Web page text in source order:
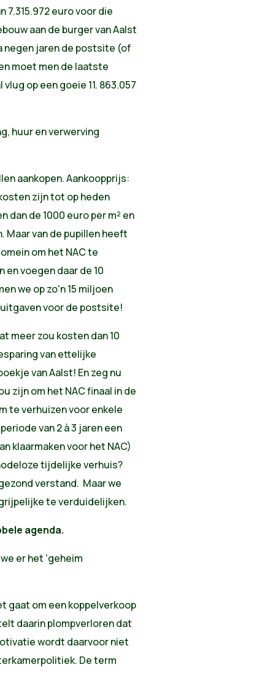
euro voor die
aan de burger van Aalst
negen jaren de postsite (of
moet men de laatste
op een goeie 11. 863.057
huur en verwerving
aankopen. Aankoopprijs:
zijn tot op heden
dan de 1000 euro per m² en
Maar van de pupillen heeft
om het NAC te
en voegen daar de 10
we op zo'n 15 miljoen
uitgaven voor de postsite!
meer zou kosten dan 10
van ettelijke
van Aalst! En zeg nu
zijn om het NAC finaal in de
te verhuizen voor enkele
van 2 à 3 jaren een
klaarmaken voor het NAC)
tijdelijke verhuis?
verstand. Maar we
te verduidelijken.
agenda.
er het 'geheim
gaat om een koppelverkoop
daarin plompverloren dat
wordt daarvoor niet
De term